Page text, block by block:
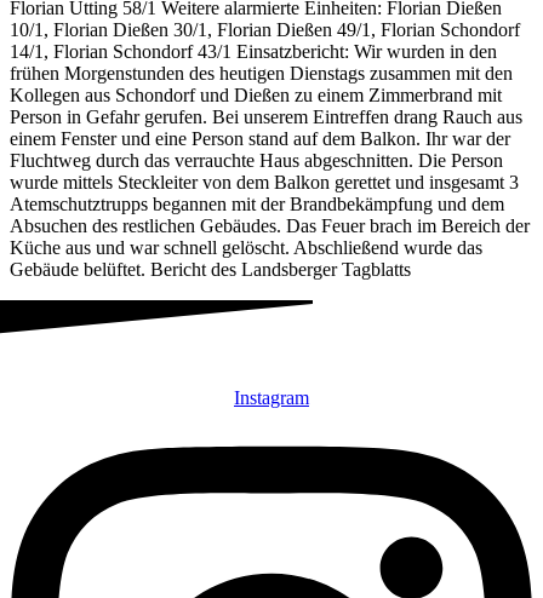
Florian Utting 58/1 Weitere alarmierte Einheiten: Florian Dießen
10/1, Florian Dießen 30/1, Florian Dießen 49/1, Florian Schondorf
14/1, Florian Schondorf 43/1 Einsatzbericht: Wir wurden in den
frühen Morgenstunden des heutigen Dienstags zusammen mit den
Kollegen aus Schondorf und Dießen zu einem Zimmerbrand mit
Person in Gefahr gerufen. Bei unserem Eintreffen drang Rauch aus
einem Fenster und eine Person stand auf dem Balkon. Ihr war der
Fluchtweg durch das verrauchte Haus abgeschnitten. Die Person
wurde mittels Steckleiter von dem Balkon gerettet und insgesamt 3
Atemschutztrupps begannen mit der Brandbekämpfung und dem
Absuchen des restlichen Gebäudes. Das Feuer brach im Bereich der
Küche aus und war schnell gelöscht. Abschließend wurde das
Gebäude belüftet. Bericht des Landsberger Tagblatts
Instagram